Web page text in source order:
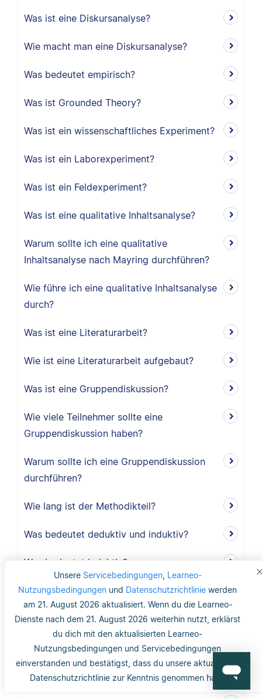
Unsere Servicebedingungen, Learneo-
Nutzungsbedingungen und Datenschutzrichtlinie werden
am 21. August 2026 aktualisiert. Wenn du die Learneo-
Dienste nach dem 21. August 2026 weiterhin nutzt, erklärst
du dich mit den aktualisierten Learneo-
Nutzungsbedingungen und Servicebedingungen
einverstanden und bestätigst, dass du unsere aktualisierte
Datenschutzrichtlinie zur Kenntnis genommen hast.
Was ist eine Diskursanalyse?
Wie macht man eine Diskursanalyse?
Was bedeutet empirisch?
Was ist Grounded Theory?
Was ist ein wissenschaftliches Experiment?
Was ist ein Laborexperiment?
Was ist ein Feldexperiment?
Was ist eine qualitative Inhaltsanalyse?
Warum sollte ich eine qualitative
Inhaltsanalyse nach Mayring durchführen?
Wie führe ich eine qualitative Inhaltsanalyse
durch?
Was ist eine Literaturarbeit?
Wie ist eine Literaturarbeit aufgebaut?
Was ist eine Gruppendiskussion?
Wie viele Teilnehmer sollte eine
Gruppendiskussion haben?
Warum sollte ich eine Gruppendiskussion
durchführen?
Wie lang ist der Methodikteil?
Was bedeutet deduktiv und induktiv?
Was bedeutet induktiv?
Was bedeutet deduktiv?
Was ist Validität?
Was ist interne Validität?
Was versteht man unter Validität?